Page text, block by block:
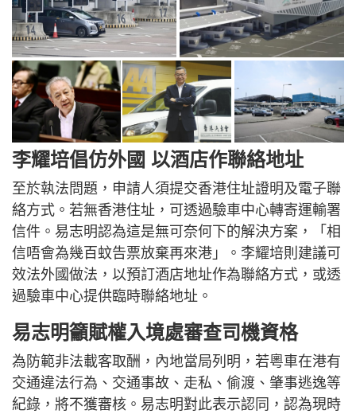
李耀培倡仿外國 以酒店作聯絡地址
至於執法問題，申請人須提交香港住址證明及電子聯
絡方式。若無香港住址，可透過驗車中心轉寄運輸署
信件。易志明認為這是無可奈何下的解決方案，「相
信唔會為幾百蚊告票放棄再來港」。李耀培則建議可
效法外國做法，以預訂酒店地址作為聯絡方式，或透
過驗車中心提供臨時聯絡地址。
易志明籲賦權入境處審查司機資格
為防範非法載客取酬，內地當局列明，若粵車在港有
交通違法行為、交通事故、走私、偷渡、肇事逃逸等
紀錄，將不獲審核。易志明對此表示認同，認為現時